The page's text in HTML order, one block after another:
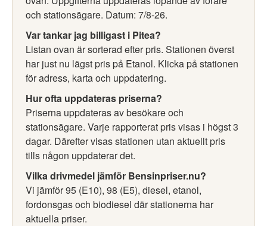
och stationsägare. Datum: 7/8-26.
Var tankar jag billigast i Pitea?
Listan ovan är sorterad efter pris. Stationen överst
har just nu lägst pris på Etanol. Klicka på stationen
för adress, karta och uppdatering.
Hur ofta uppdateras priserna?
Priserna uppdateras av besökare och
stationsägare. Varje rapporterat pris visas i högst 3
dagar. Därefter visas stationen utan aktuellt pris
tills någon uppdaterar det.
Vilka drivmedel jämför Bensinpriser.nu?
Vi jämför 95 (E10), 98 (E5), diesel, etanol,
fordonsgas och biodiesel där stationerna har
aktuella priser.